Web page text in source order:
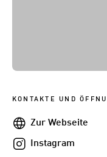
KONTAKTE UND
WebseiteZur Webseite
Instagram
Instagram